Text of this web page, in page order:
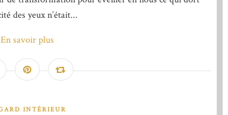
des yeux n’était...
En savoir plus
INTÉRIEUR